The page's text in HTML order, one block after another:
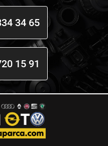
34 65
15 91